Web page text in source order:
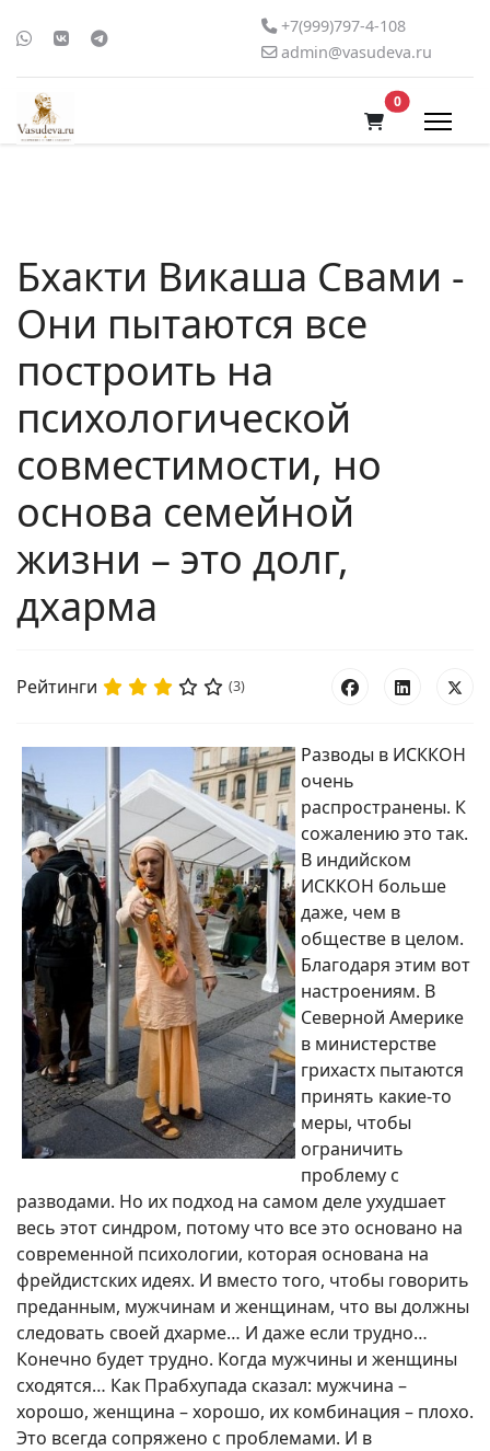
+7(999)797-4-108
admin@vasudeva.ru
0В корзину
Бхакти Викаша Свами -
Они пытаются все
построить на
психологической
совместимости, но
основа семейной
жизни – это долг,
дхарма
Рейтинги (3)
Разводы в ИСККОН
очень
распространены. К
сожалению это так.
В индийском
ИСККОН больше
даже, чем в
обществе в целом.
Благодаря этим вот
настроениям. В
Северной Америке
в министерстве
грихастх пытаются
принять какие-то
меры, чтобы
ограничить
проблему с
разводами. Но их подход на самом деле ухудшает
весь этот синдром, потому что все это основано на
современной психологии, которая основана на
фрейдистских идеях. И вместо того, чтобы говорить
преданным, мужчинам и женщинам, что вы должны
следовать своей дхарме… И даже если трудно…
Конечно будет трудно. Когда мужчины и женщины
сходятся… Как Прабхупада сказал: мужчина –
хорошо, женщина – хорошо, их комбинация – плохо.
Это всегда сопряжено с проблемами. И в